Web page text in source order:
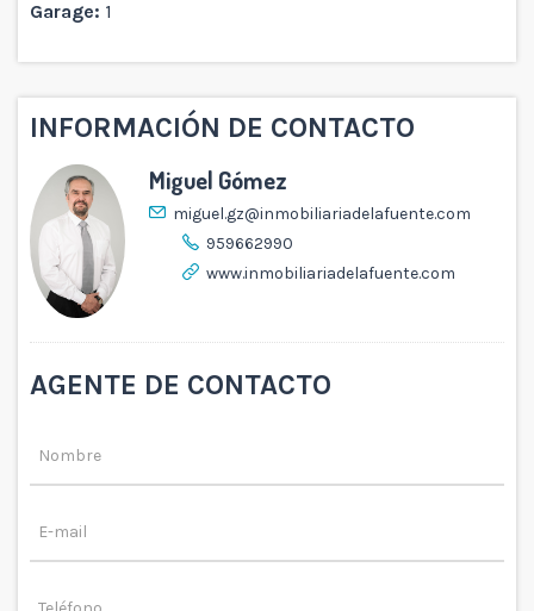
Garage: 1
INFORMACIÓN DE CONTACTO
Miguel Gómez
miguel.gz@inmobiliariadelafuente.com
959662990
www.inmobiliariadelafuente.com
AGENTE DE CONTACTO